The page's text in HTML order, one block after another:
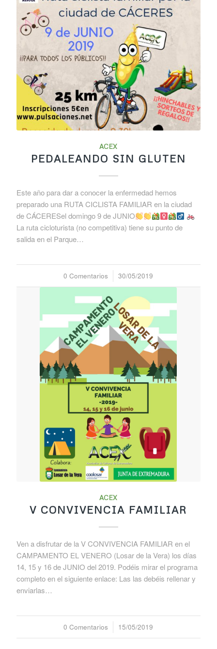
ACEX
PEDALEANDO SIN GLUTEN
Este año para dar a conocer la enfermedad hemos
preparado una RUTA CICLISTA FAMILIAR en la ciudad
de CÁCERESel domingo 9 de JUNIO
La ruta cicloturista (no competitiva) tiene su punto de
salida en el Parque…
0 Comentarios
/ 30/05/2019
ACEX
V CONVIVENCIA FAMILIAR
Ven a disfrutar de la V CONVIVENCIA FAMILIAR en el
CAMPAMENTO EL VENERO (Losar de la Vera) los días
14, 15 y 16 de JUNIO del 2019. Podéis mirar el programa
completo en el siguiente enlace: Las las debéis rellenar y
enviarlas…
0 Comentarios
/ 15/05/2019